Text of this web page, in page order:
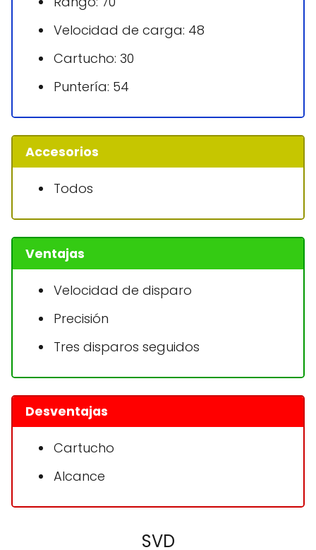
Velocidad de carga: 48
Cartucho: 30
Puntería: 54
Accesorios
Todos
Ventajas
Velocidad de disparo
Precisión
Tres disparos seguidos
Desventajas
Cartucho
Alcance
SVD